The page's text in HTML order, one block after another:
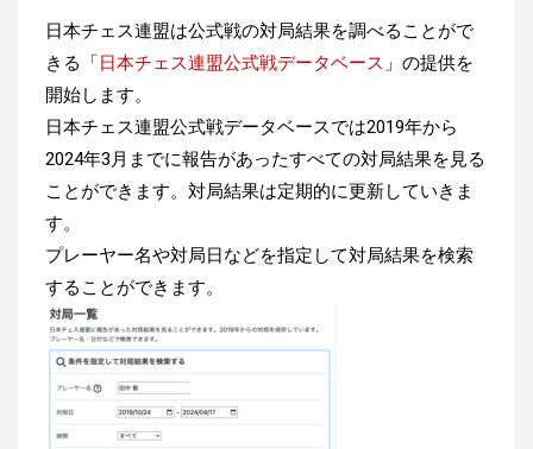
日本チェス連盟は公式戦の対局結果を調べることがで
きる「 日本チェス連盟公式戦データベース 」の提供を
開始します。
日本チェス連盟公式戦データベースでは2019年から
2024年3月までに報告があったすべての対局結果を見る
ことができます。対局結果は定期的に更新していきま
す。
プレーヤー名や対局日などを指定して対局結果を検索
することができます。